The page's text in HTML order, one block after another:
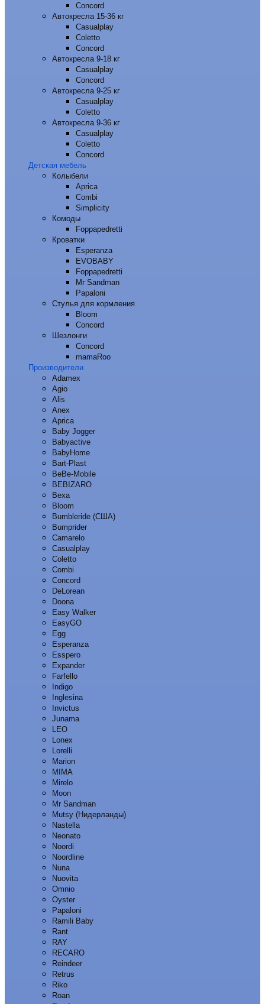
Concord
Автокресла 15-36 кг
Casualplay
Coletto
Concord
Автокресла 9-18 кг
Casualplay
Concord
Автокресла 9-25 кг
Casualplay
Coletto
Автокресла 9-36 кг
Casualplay
Coletto
Concord
Детская мебель
Колыбели
Aprica
Combi
Simplicity
Комоды
Foppapedretti
Кроватки
Esperanza
EVOBABY
Foppapedretti
Mr Sandman
Papaloni
Стулья для кормления
Bloom
Concord
Шезлонги
Concord
mamaRoo
Производители
Adamex
Agio
Alis
Anex
Aprica
Baby Jogger
Babyactive
BabyHome
Bart-Plast
BeBe-Mobile
BEBIZARO
Bexa
Bloom
Bumbleride (США)
Bumprider
Camarelo
Casualplay
Coletto
Combi
Concord
DeLorean
Doona
Easy Walker
EasyGO
Egg
Esperanza
Esspero
Expander
Farfello
Indigo
Inglesina
Invictus
Junama
LEO
Lonex
Lorelli
Marion
MIMA
Mirelo
Moon
Mr Sandman
Mutsy (Нидерланды)
Nastella
Neonato
Noordi
Noordline
Nuna
Nuovita
Omnio
Oyster
Papaloni
Ramili Baby
Rant
RAY
RECARO
Reindeer
Retrus
Riko
Roan